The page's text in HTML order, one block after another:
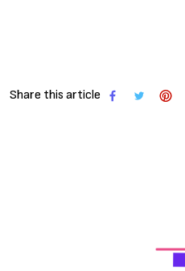
Share this article